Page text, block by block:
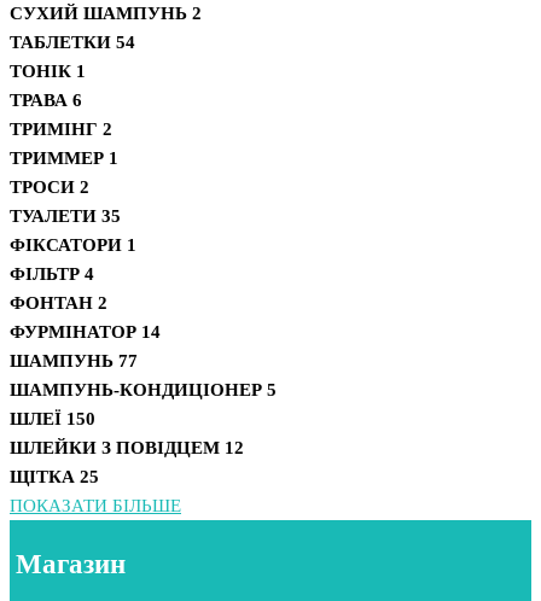
СУХИЙ ШАМПУНЬ 2
ТАБЛЕТКИ 54
ТОНІК 1
ТРАВА 6
ТРИМІНГ 2
ТРИММЕР 1
ТРОСИ 2
ТУАЛЕТИ 35
ФІКСАТОРИ 1
ФІЛЬТР 4
ФОНТАН 2
ФУРМІНАТОР 14
ШАМПУНЬ 77
ШАМПУНЬ-КОНДИЦІОНЕР 5
ШЛЕЇ 150
ШЛЕЙКИ З ПОВІДЦЕМ 12
ЩІТКА 25
ПОКАЗАТИ БІЛЬШЕ
Магазин